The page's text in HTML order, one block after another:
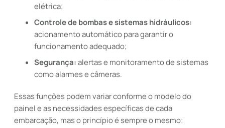
elétrica;
Controle de bombas e sistemas hidráulicos:
acionamento automático para garantir o
funcionamento adequado;
Segurança:alertas e monitoramento de sistemas
como alarmes e câmeras.
Essas funções podem variar conforme o modelo do
painel e as necessidades específicas de cada
embarcação, mas o princípio é sempre o mesmo: